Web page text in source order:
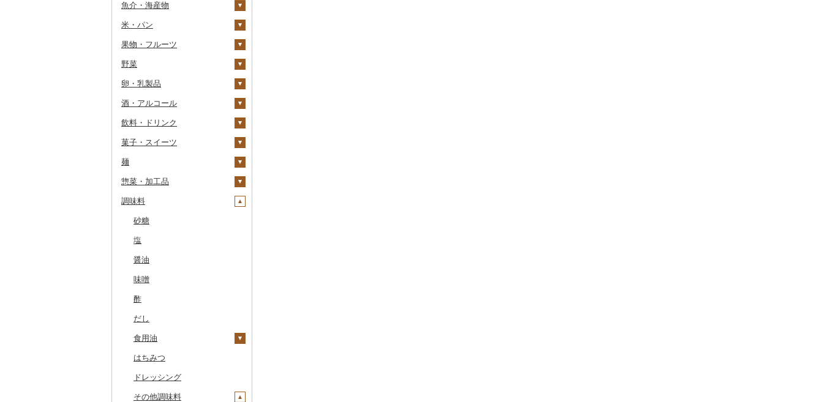
牛肉（精肉）
ステーキ
すき焼き
焼肉
牛タン
和牛
黒毛和牛
仙台牛
米沢牛
山形牛
上州牛
飛騨牛
神戸牛・神戸ビーフ
但馬牛
土佐あかうし
佐賀牛
長崎和牛
牛肉（加工品）
ハンバーグ
ローストビーフ
ビーフジャーキー
その他牛肉（加工品）
豚肉（精肉）
すき焼き
しゃぶしゃぶ
焼肉
アグー豚
豚肉（加工品）
ハンバーグ
もつ鍋
ハム
ソーセージ・ウインナ
鶏肉
鶏肉（精肉）
ハム・ソーセージ
唐揚げ
水炊き
地鶏
赤鶏さつま
鹿肉
馬肉
羊肉・ラム肉（ジンギス
魚介・海産物
カニ
ズワイガニ
毛ガニ
かにしゃぶ
その他カニ
エビ
ボタンエビ
伊勢海老
その他エビ
いくら
うに
明太子・たらこ
明太子
たらこ
その他魚卵
数の子
キャビア
その他魚卵
貝
鮑（アワビ）
牡蠣（カキ）
あさり
サザエ
はまぐり
鮮魚
鮭・サーモン
マグロ
カツオ
金目鯛
くじら
サバ
さんま
鯛
のどぐろ
イカ・タコ
イカ
海苔・海藻
わかめ
ひじき
干物
ししゃも
その他干物
その他魚介・加工品
しらす・ちりめん
その他魚介・加工品
米・パン
米
無洗米
玄米
金芽米
ゆめぴりか
コシヒカリ
はえぬき
さがびより
ひとめぼれ
ミルキークィーン
その他米
雑穀
餅
その他穀物加工品
パン
果物・フルーツ
ぶどう・マスカット
巨峰
ナガノパープル
ピオーネ
デラウェア
その他ぶどう・マスカ
いちご
りんご
もも
メロン
梨
和梨
洋梨・ラフランス
マンゴー
みかん・柑橘
レモン
不知火・デコポン
文旦
まどんな
ポンカン
その他柑橘
すいか
キウイ
柿（カキ）
ドライフルーツ
干し柿
干し芋
その他ドライフルーツ
その他果物
びわ
ブルーベリー
パイナップル
栗
野菜
いも
じゃがいも
さつまいも
その他いも
トマト
フルーツトマト
ミニトマト
玉ねぎ
ねぎ
根菜
人参
大根
レンコン
にんにく・生姜
アスパラガス
豆
きのこ
しいたけ
松茸
その他野菜
山菜
茄子
レタス
その他野菜
卵・乳製品
卵
チーズ
ヨーグルト
バター
その他乳製品
酒・アルコール
ビール・発泡酒
ビール
地ビール・クラフトビ
日本酒
純米吟醸
大吟醸
吟醸
芋焼酎
麦焼酎
米焼酎
その他焼酎
梅酒
泡盛
ワイン
赤ワイン
シャンパン・スパーク
ウイスキー
リキュール・洋酒
甘酒
ノンアルコール
その他酒
飲料・ドリンク
水・ミネラルウォーター
飲料
コーヒー豆
粉
茶
飲料
茶葉・ティーバッグ
足柄茶
知覧茶
その他茶
果汁飲料
りんごジュース
紅茶
茶葉・ティーバッグ
その他飲料・ジュース
野菜ジュース
炭酸飲料
その他飲料・ジュース
菓子・スイーツ
クッキー
焼き菓子
プリン
ゼリー
チョコレート
カステラ
アイス・ジェラート
その他洋菓子
煎餅・おかき
羊羹
饅頭
大福
麺
ラーメン
うどん
そば
パスタ
ひやむぎ
そうめん
その他麺
惣菜・加工品
惣菜
餃子
コロッケ
その他惣菜
カレー・シチュー
シチュー
鍋
肉
魚
ピザ
レトルト
スープ
豆腐・納豆
豆腐
納豆
漬物
梅干
キムチ
その他漬物
缶詰・瓶詰
肉
魚
乾物
燻製（スモーク）
調味料
砂糖
塩
醤油
味噌
酢
だし
食用油
えごま油
オリーブオイル
ごま油
はちみつ
ドレッシング
その他調味料